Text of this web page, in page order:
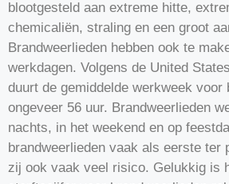
blootgesteld aan extreme hitte,
chemicaliën, straling en een groot
Brandweerlieden hebben ook te
werkdagen. Volgens de United
duurt de gemiddelde werkweek voor
ongeveer 56 uur. Brandweerlieden
nachts, in het weekend en op
brandweerlieden vaak als eerste ter
zij ook vaak veel risico. Gelukkig is